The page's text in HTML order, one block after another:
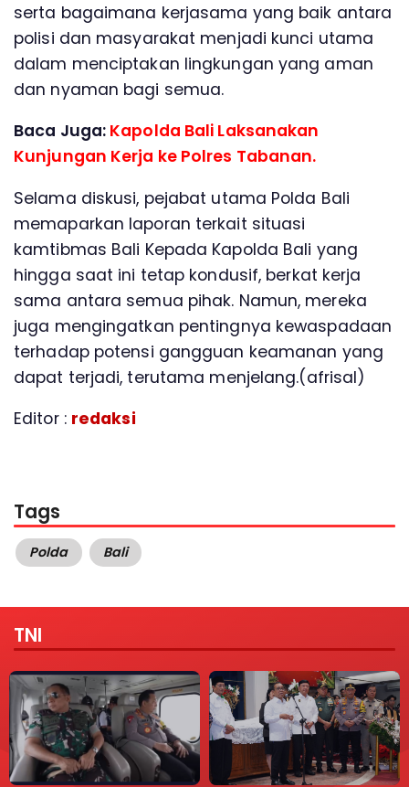
serta bagaimana kerjasama yang baik antara
polisi dan masyarakat menjadi kunci utama
dalam menciptakan lingkungan yang aman
dan nyaman bagi semua.
Baca Juga: Kapolda Bali Laksanakan
Kunjungan Kerja ke Polres Tabanan.
Selama diskusi, pejabat utama Polda Bali
memaparkan laporan terkait situasi
kamtibmas Bali Kepada Kapolda Bali yang
hingga saat ini tetap kondusif, berkat kerja
sama antara semua pihak. Namun, mereka
juga mengingatkan pentingnya kewaspadaan
terhadap potensi gangguan keamanan yang
dapat terjadi, terutama menjelang.(afrisal)
Editor : redaksi
Tags
Polda Bali
TNI